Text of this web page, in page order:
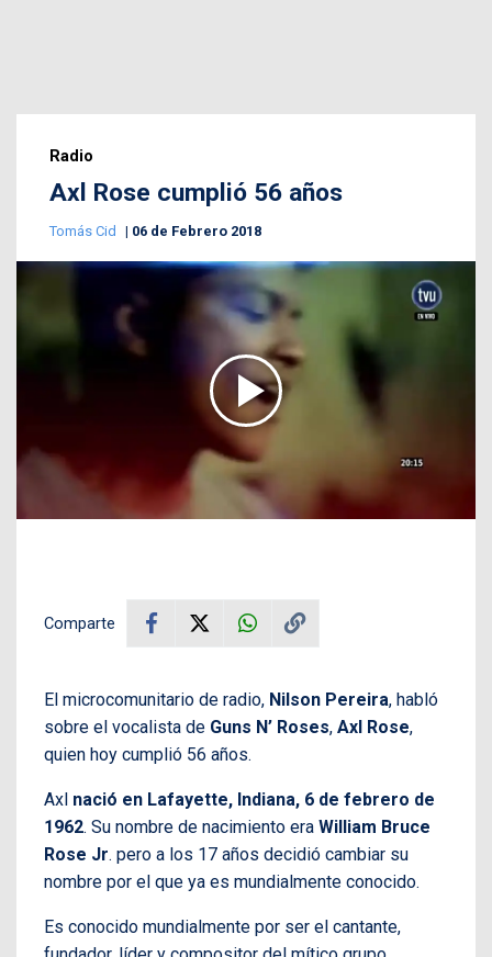
Radio
Axl Rose cumplió 56 años
Tomás Cid 06 de Febrero 2018
Comparte
El microcomunitario de radio, Nilson Pereira, habló
sobre el vocalista de Guns N’ Roses, Axl Rose,
quien hoy cumplió 56 años.
Axl nació en Lafayette, Indiana, 6 de febrero de
1962. Su nombre de nacimiento era William Bruce
Rose Jr. pero a los 17 años decidió cambiar su
nombre por el que ya es mundialmente conocido.
Es conocido mundialmente por ser el cantante,